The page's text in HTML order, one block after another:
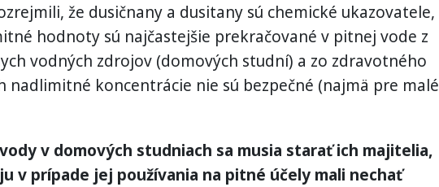
že dusičnany a dusitany sú chemické ukazovatele,
hodnoty sú najčastejšie prekračované v pitnej vode z
vodných zdrojov (domových studní) a zo zdravotného
nadlimitné koncentrácie nie sú bezpečné (najmä pre malé
v domových studniach sa musia starať ich majitelia,
v prípade jej používania na pitné účely mali nechať